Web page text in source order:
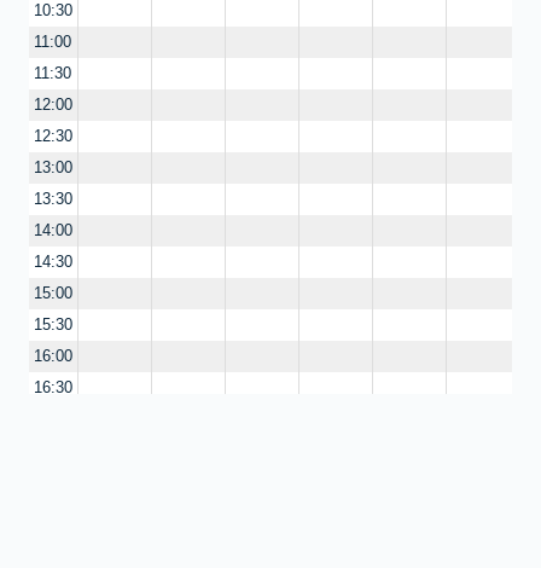
10:30
11:00
11:30
12:00
12:30
13:00
13:30
14:00
14:30
15:00
15:30
16:00
16:30